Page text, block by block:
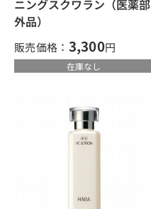
ニングスクワラン（医薬部
外品）
販売価格： 3,300円
在庫なし